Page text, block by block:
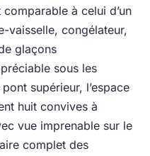
à celui d’un
vaisselle, congélateur,
glaçons
sous les
supérieur, l’espace
huit convives à
vue imprenable sur le
complet des